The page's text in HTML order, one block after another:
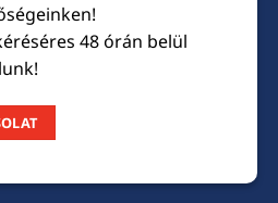
48 órán belül